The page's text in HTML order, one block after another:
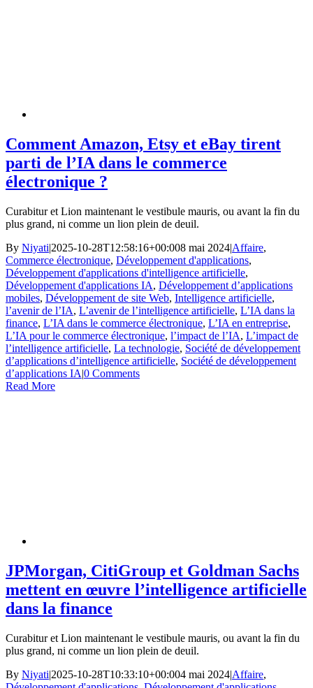
Comment Amazon, Etsy et eBay tirent
parti de l’IA dans le commerce
électronique ?
Curabitur et Lion maintenant le vestibule mauris, ou avant la fin du
plus grand, ni comme un lion plein de deuil.
By Niyati|2025-10-28T12:58:16+00:008 mai 2024|Affaire,
Commerce électronique, Développement d'applications,
Développement d'applications d'intelligence artificielle,
Développement d'applications IA, Développement d’applications
mobiles, Développement de site Web, Intelligence artificielle,
l’avenir de l’IA, L’avenir de l’intelligence artificielle, L’IA dans la
finance, L’IA dans le commerce électronique, L’IA en entreprise,
L’IA pour le commerce électronique, l’impact de l’IA, L’impact de
l’intelligence artificielle, La technologie, Société de développement
d’applications d’intelligence artificielle, Société de développement
d’applications IA|0 Comments
Read More
JPMorgan, CitiGroup et Goldman Sachs
mettent en œuvre l’intelligence artificielle
dans la finance
Curabitur et Lion maintenant le vestibule mauris, ou avant la fin du
plus grand, ni comme un lion plein de deuil.
By Niyati|2025-10-28T10:33:10+00:004 mai 2024|Affaire,